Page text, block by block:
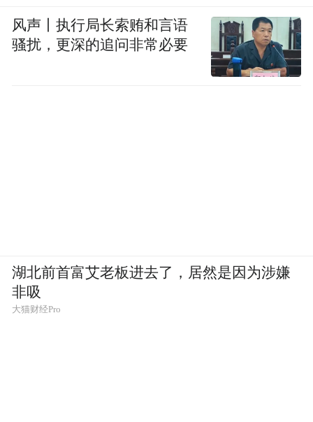
风声丨执行局长索贿和言语
骚扰，更深的追问非常必要
湖北前首富艾老板进去了，居然是因为涉嫌
非吸
大猫财经Pro